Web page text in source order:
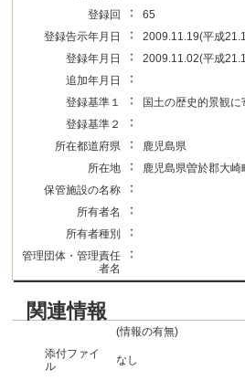
登録回
：
65
登録告示年月日
：
2009.11.19(平成
登録年月日
：
2009.11.02(平成
追加年月日
：
登録基準１ ：
国土の歴史的景観
登録基準２
：
所在都道府県 ：
鹿児島県
所在地
：
鹿児島県曽於郡大
保管施設の名称
：
所有者名 ：
所有者種別 ：
管理団体・管理責任
者名
：
関連情報
(情報の有無)
添付ファイ
ル
なし